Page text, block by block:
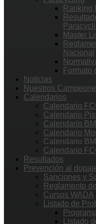
Ranking
Master
Nacional
Formato
Noticias
Nuestros
Calendarios
Calendario
Calendario
Calendario
Calendario
Calendario
Calendario
Resultados
Prevención al
Sanciones y
Reglamento
Cursos WADA
Listado de
Listado